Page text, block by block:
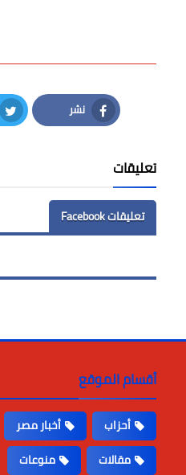
نشر
Facebook
تعليقات
تعليقات Facebook
أقسام الموقع
أحزاب أخبار مصر
مقالات
منوعات